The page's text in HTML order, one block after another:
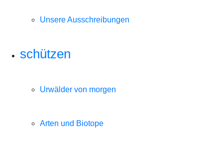
Unsere Ausschreibungen
schützen
Urwälder von morgen
Arten und Biotope